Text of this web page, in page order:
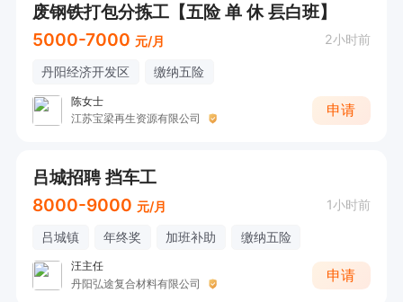
废钢铁打包分拣工【五险 单 休 镸白班】
5000-7000 元/月 2小时前
丹阳经济开发区 缴纳五险
陈女士
江苏宝梁再生资源有限公司
申请
吕城招聘 挡车工
8000-9000 元/月 1小时前
吕城镇 年终奖 加班补助 缴纳五险
汪主任
丹阳弘途复合材料有限公司
申请